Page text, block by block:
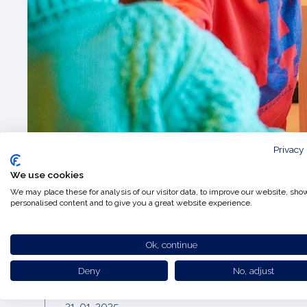
Nachrichten
Gynzy und Predia
App speziell für Predia-
We use cookies
We may place these for analysis of our visitor data, to improve our website,
personalised content and to give you a great website experience.
Ok, continue
Deny No, adjust